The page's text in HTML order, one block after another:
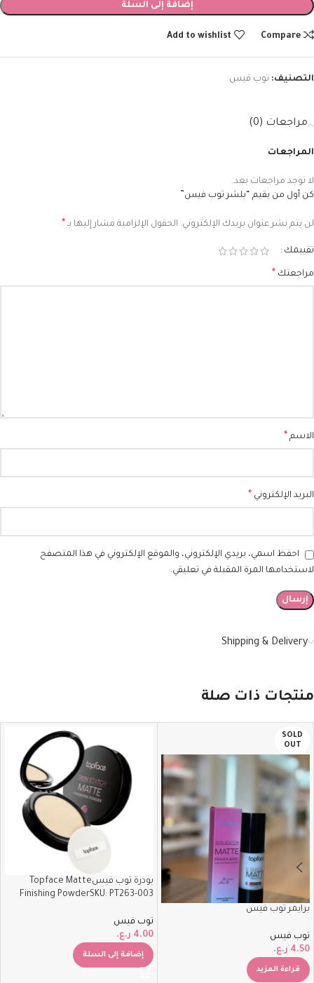
إضافة إلى السلة
Compare
Add to wishlist
التصنيف: توب فيس
مراجعات (0)
المراجعات
لا توجد مراجعات بعد.
كن أول من يقيم “بلشر توب فيس”
لن يتم نشر عنوان بريدك الإلكتروني. الحقول الإلزامية مشار إليها بـ *
تقييمك
مراجعتك *
الاسم *
البريد الإلكتروني *
احفظ اسمي، بريدي الإلكتروني، والموقع الإلكتروني في هذا المتصفح
لاستخدامها المرة المقبلة في تعليقي.
Shipping & Delivery
منتجات ذات صلة
SOLD
OUT
برايمر توب فيس
توب فيس
4.50 ر.ع.
قراءة المزيد
بودرة توب فيسTopface Matte
Finishing PowderSKU: PT263-003
توب فيس
4.00 ر.ع.
إضافة إلى السلة